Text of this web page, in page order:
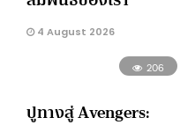
4 August 2026
206
ปูทางสู่ Avengers: